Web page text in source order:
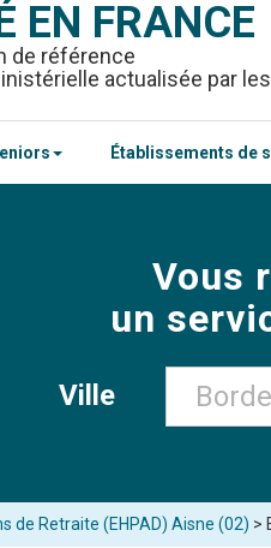
EN FRANCE
de référence
actualisée par
Établissements de
Vous
un
Ville
de Retraite (EHPAD) Aisne (02) >